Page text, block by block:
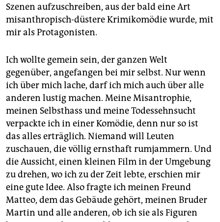
Szenen aufzuschreiben, aus der bald eine Art
misanthropisch-düstere Krimikomödie wurde, mit
mir als Protagonisten.
Ich wollte gemein sein, der ganzen Welt
gegenüber, angefangen bei mir selbst. Nur wenn
ich über mich lache, darf ich mich auch über alle
anderen lustig machen. Meine Misantrophie,
meinen Selbsthass und meine Todessehnsucht
verpackte ich in einer Komödie, denn nur so ist
das alles erträglich. Niemand will Leuten
zuschauen, die völlig ernsthaft rumjammern. Und
die Aussicht, einen kleinen Film in der Umgebung
zu drehen, wo ich zu der Zeit lebte, erschien mir
eine gute Idee. Also fragte ich meinen Freund
Matteo, dem das Gebäude gehört, meinen Bruder
Martin und alle anderen, ob ich sie als Figuren